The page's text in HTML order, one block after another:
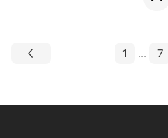
1 ... 7